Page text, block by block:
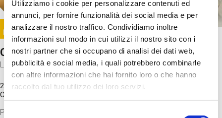
Utilizziamo i cookie per personalizzare contenuti ed
annunci, per fornire funzionalità dei social media e per
analizzare il nostro traffico. Condividiamo inoltre
informazioni sul modo in cui utilizzi il nostro sito con i
nostri partner che si occupano di analisi dei dati web,
pubblicità e social media, i quali potrebbero combinarle
con altre informazioni che hai fornito loro o che hanno
raccolto dal tuo utilizzo dei loro servizi.
Selezione
Image
SUNDAY@STEP
Come funziona il cervello?
Laboratorio
20 Set 2026 / 11:15 - 13:00
Costo
Proveremo a costruire un cervello in cartoncino cercando di